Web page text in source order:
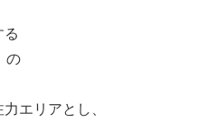
る
の
エリアとし、